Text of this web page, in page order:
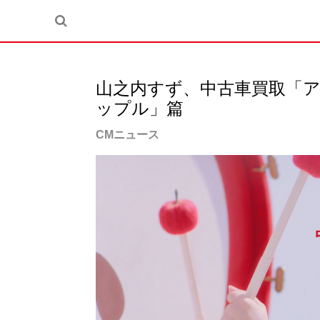
山之内すず、中古車買取
ップル」篇
CMニュース